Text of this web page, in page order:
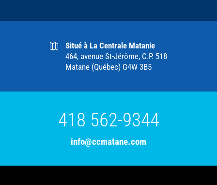
Situé à La Centrale Matanie
464, avenue St-Jérôme, C.P. 518
Matane (Québec) G4W 3B5
418 562-9344
info@ccmatane.com